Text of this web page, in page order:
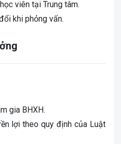
viên tại Trung tâm.
khi phỏng vấn.
gia BHXH.
lợi theo quy định của Luật